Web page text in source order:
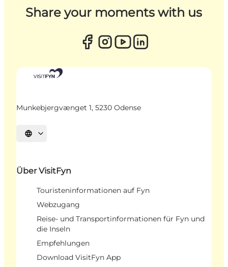
Share your moments with us
Munkebjergvænget 1, 5230 Odense
Sprache auswählen
Über VisitFyn
Touristeninformationen auf Fyn
Webzugang
Reise- und Transportinformationen für Fyn und
die Inseln
Empfehlungen
Download VisitFyn App